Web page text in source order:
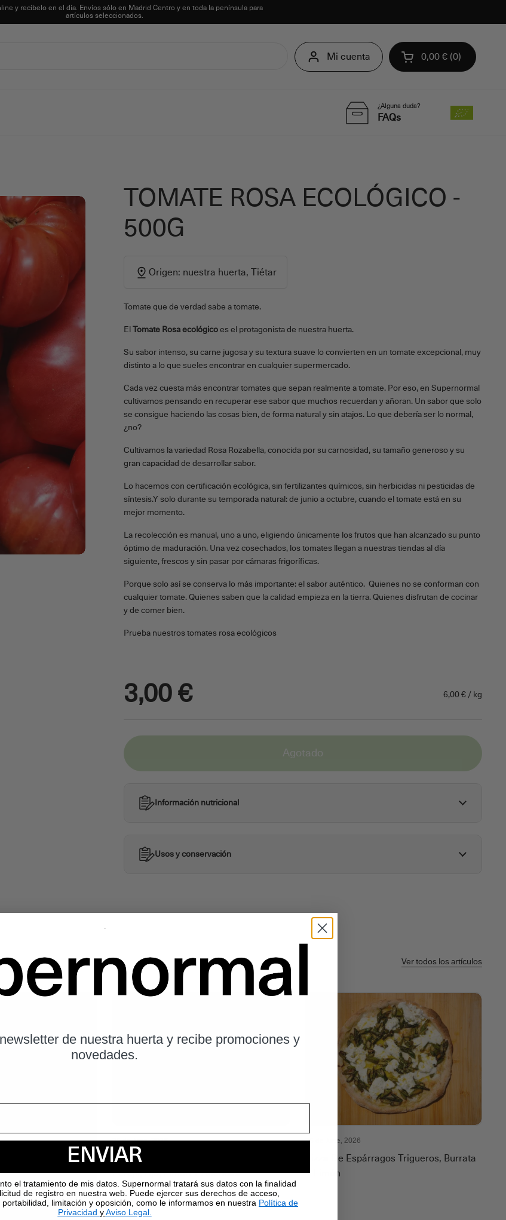
y recíbelo en el día. Envíos sólo en Madrid Centro y en toda la península para
artículos seleccionados.
Mi cuenta Abrir carrito
0,00 € 0
¿Alguna duda?
FAQs
TOMATE ROSA ECOLÓGICO -
500G
Origen: nuestra huerta, Tiétar
Tomate que de verdad sabe a tomate.
El Tomate Rosa ecológico es el protagonista de nuestra huerta.
Su sabor intenso, su carne jugosa y su textura suave lo convierten en un tomate excepcional, muy
distinto a lo que sueles encontrar en cualquier supermercado.
Cada vez cuesta más encontrar tomates que sepan realmente a tomate. Por eso, en Supernormal
cultivamos pensando en recuperar ese sabor que muchos recuerdan y añoran. Un sabor que solo
se consigue haciendo las cosas bien, de forma natural y sin atajos. Lo que debería ser lo normal,
¿no?
Cultivamos la variedad Rosa Rozabella, conocida por su carnosidad, su tamaño generoso y su
gran capacidad de desarrollar sabor.
Lo hacemos con certificación ecológica, sin fertilizantes químicos, sin herbicidas ni pesticidas de
síntesis.Y solo durante su temporada natural: de junio a octubre, cuando el tomate está en su
mejor momento.
La recolección es manual, uno a uno, eligiendo únicamente los frutos que han alcanzado su punto
óptimo de maduración. Una vez cosechados, los tomates llegan a nuestras tiendas al día
siguiente, frescos y sin pasar por cámaras frigoríficas.
Porque solo así se conserva lo más importante: el sabor auténtico. Quienes no se conforman con
cualquier tomate. Quienes saben que la calidad empieza en la tierra. Quienes disfrutan de cocinar
y de comer bien.
Prueba nuestros tomates rosa ecológicos
3,00 € 6,00 € / kg
Agotado
Información nutricional
Usos y conservación
Ver todos los artículos
25 de June, 2026
Pizza Con Salsa Tomate, Pesto De
Perejil, Ajo, Limón Y Anchoas
25 de June, 2026
Pizza De Espárragos Trigueros, Burrata
Y Limón
de nuestra huerta y recibe promociones y
novedades.
ENVIAR
el tratamiento de mis datos. Supernormal tratará sus datos con la finalidad
de registro en nuestra web. Puede ejercer sus derechos de acceso,
limitación y oposición, como le informamos en nuestra Política de
Privacidad yAviso Legal.